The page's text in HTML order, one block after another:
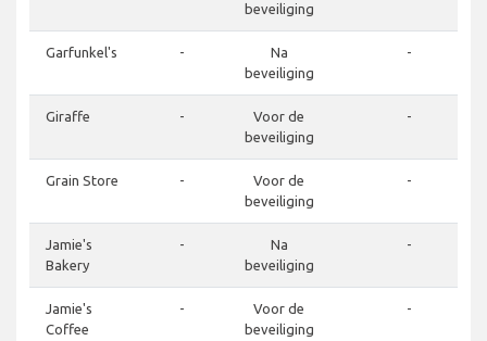
beveiliging
Garfunkel's -
Na
beveiliging
-
Giraffe -
Voor de
beveiliging
-
Grain Store -
Voor de
beveiliging
-
Jamie's
Bakery
-
Na
beveiliging
-
Jamie's
Coffee
-
Voor de
beveiliging
-